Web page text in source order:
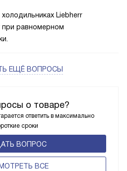
о товаре?
ответить в максимально
сроки
ВОПРОС
ВСЕ
Liebherr
равномерном
ЕЩЁ ВОПРОСЫ